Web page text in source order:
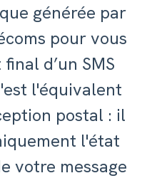
générée par
pour vous
d’un SMS
l'équivalent
postal : il
l'état
votre message